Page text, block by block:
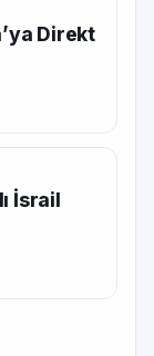
Direkt
İsrail